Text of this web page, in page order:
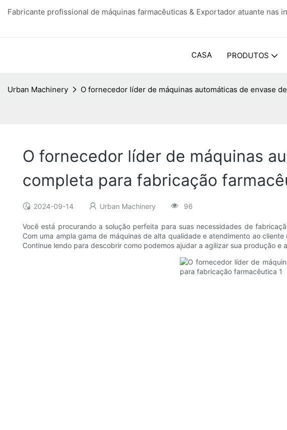
Fabricante profissional de máquinas farmacêuticas & Exportador atuante nas
CASA PRODUTOS
Urban Machinery O fornecedor líder de máquinas automáticas de envase
O fornecedor líder de máquinas
completa para fabricação
2024-09-14 Urban Machinery 96
Você está procurando a solução perfeita para suas necessidades de
Com uma ampla gama de máquinas de alta qualidade e atendimento ao
Continue lendo para descobrir como podemos ajudar a agilizar sua produção